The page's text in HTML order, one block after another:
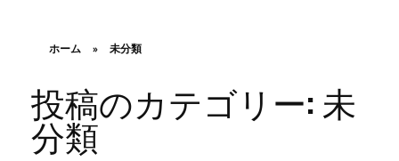
ホーム » 未分類
投稿のカテゴリー: 未
分類